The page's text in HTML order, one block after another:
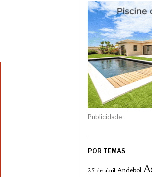
Publicidade
POR TEMAS
25 de abril Andebol